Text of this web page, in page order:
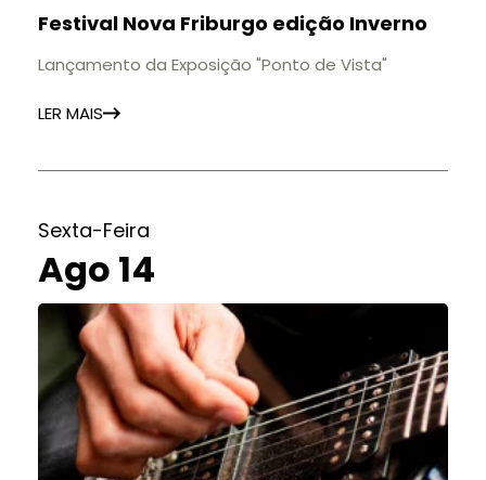
Festival Nova Friburgo edição Inverno
Lançamento da Exposição "Ponto de Vista"
LER MAIS
Sexta-Feira
Ago 14